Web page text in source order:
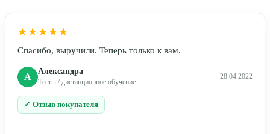
★★★★★
Спасибо, выручили. Теперь только к вам.
А Александра
Тесты / дистанционное обучение
28.04.2022
✓ Отзыв покупателя